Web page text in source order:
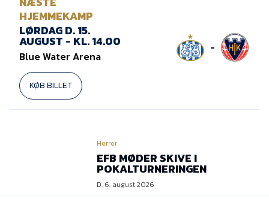
HJEMMEKAMP
LØRDAG D. 15.
AUGUST - KL. 14.00
Blue Water Arena
KØB BILLET
-
Herrer
EFB MØDER SKIVE I
POKALTURNERINGEN
D. 6. august 2026